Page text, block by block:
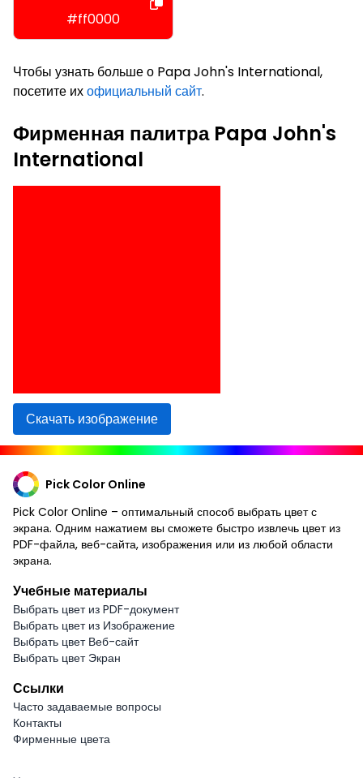
#ff0000
Чтобы узнать больше о Papa John's International,
посетите ихофициальный сайт.
Фирменная палитра Papa John's
International
Скачать изображение
Pick Color Online
Pick Color Online – оптимальный способ выбрать цвет с
экрана. Одним нажатием вы сможете быстро извлечь цвет из
PDF-файла, веб-сайта, изображения или из любой области
экрана.
Учебные материалы
Выбрать цвет из PDF-документ
Выбрать цвет из Изображение
Выбрать цвет Веб-сайт
Выбрать цвет Экран
Ссылки
Часто задаваемые вопросы
Контакты
Фирменные цвета